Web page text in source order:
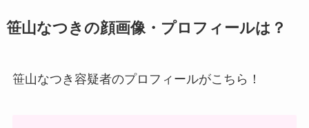
笹山なつきの顔画像・プロフィールは？
笹山なつき容疑者のプロフィールがこちら！